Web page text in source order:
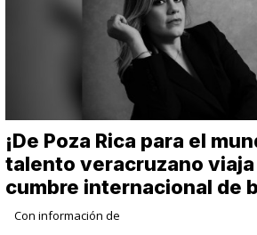
¡De Poza Rica para el
talento veracruzano viaja
cumbre internacional de
Con información de